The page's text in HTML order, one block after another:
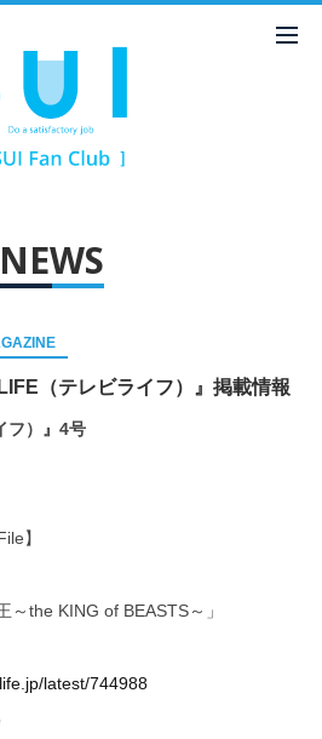
NEWS
（テレビライフ）』掲載情報
フ）』4号
】
～the KING of BEASTS～」
latest/744988